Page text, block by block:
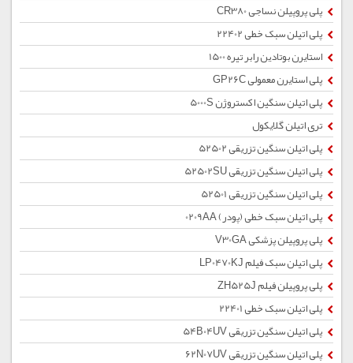
پلی پروپیلن نساجی CR380
پلی اتیلن سبک خطی 22402
استایرن بوتادین رابر تیره 1500
پلی استایرن معمولی GP26C
پلی اتیلن سنگین اکستروژن 5000S
تری اتیلن گلایکول
پلی اتیلن سنگین تزریقی 52502
پلی اتیلن سنگین تزریقی 52502SU
پلی اتیلن سنگین تزریقی 52501
پلی اتیلن سبک خطی (پودر) 0209AA
پلی پروپیلن پزشکی V30GA
پلی اتیلن سبک فیلم LP0470KJ
پلی پروپیلن فیلم ZH525J
پلی اتیلن سبک خطی 22401
پلی اتیلن سنگین تزریقی 54B04UV
پلی اتیلن سنگین تزریقی 62N07UV